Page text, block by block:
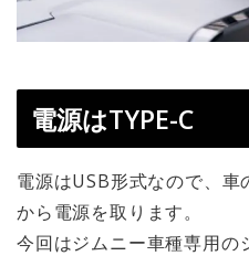
電源はTYPE-C
電源はUSB形式なので、
から電源を取ります。
今回はジムニー車種専用の